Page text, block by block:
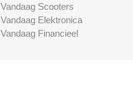
Vandaag Scooters
Vandaag Elektronica
Vandaag Financieel